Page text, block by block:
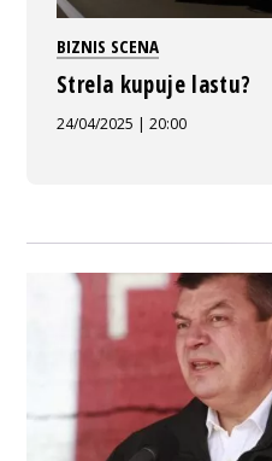
BIZNIS SCENA
Strela kupuje lastu?
24/04/2025 | 20:00